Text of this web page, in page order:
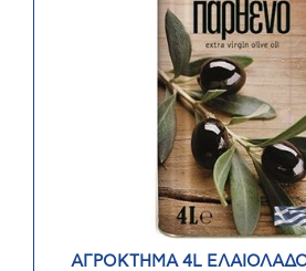
ΑΓΡΟΚΤΗΜΑ 4L ΕΛΑΙΟΛΑΔΟ